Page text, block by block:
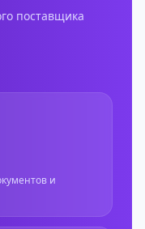
поставщика
и